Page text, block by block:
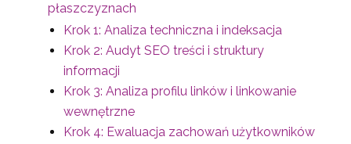
płaszczyznach
Krok 1: Analiza techniczna i indeksacja
Krok 2: Audyt SEO treści i struktury
informacji
Krok 3: Analiza profilu linków i linkowanie
wewnętrzne
Krok 4: Ewaluacja zachowań użytkowników